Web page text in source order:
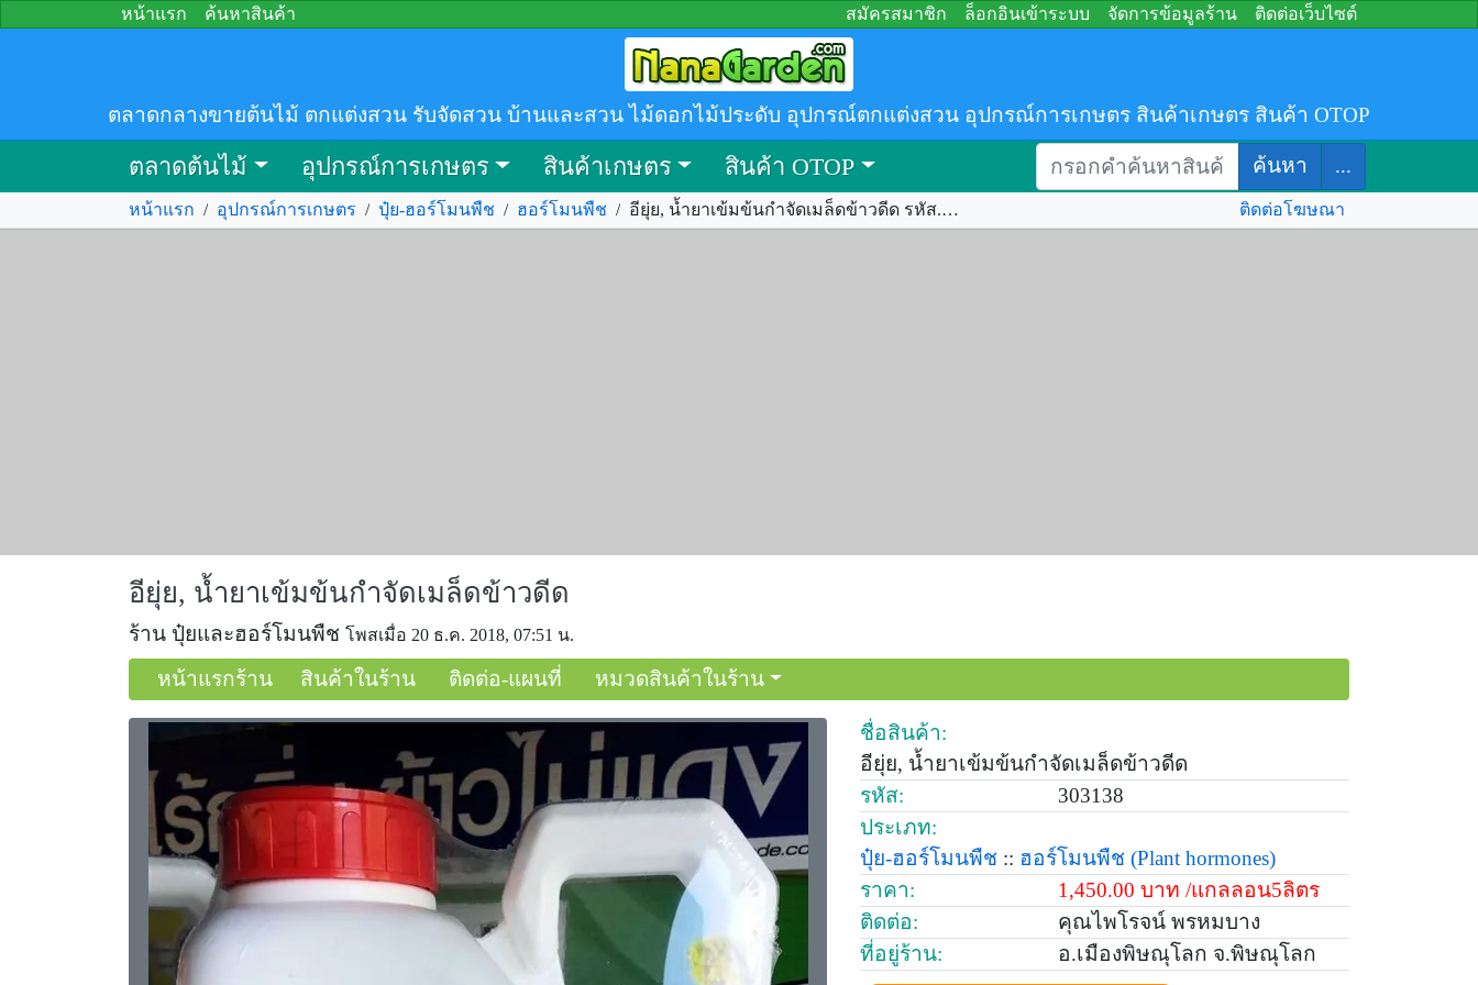
หน้าแรก ค้นหาสินค้า สมัครสมาชิก ล็อกอินเข้าระบบ จัดการข้อมูลร้าน ติดต่อเว็บไซต์
ตลาดกลางขายต้นไม้ ตกแต่งสวน รับจัดสวน บ้านและสวน ไม้ดอกไม้ประดับ อุปกรณ์ตกแต่งสวน อุปกรณ์การเกษตร สินค้าเกษตร สินค้า OTOP
ตลาดต้นไม้ อุปกรณ์การเกษตร สินค้าเกษตร สินค้า OTOP ค้นหา ...
หน้าแรก / อุปกรณ์การเกษตร / ปุ๋ย-ฮอร์โมนพืช / ฮอร์โมนพืช / อียุ่ย, น้ำยาเข้มข้นกำจัดเมล็ดข้าวดีด รหัส.303138 ติดต่อโฆษณา
อียุ่ย, น้ำยาเข้มข้นกำจัดเมล็ดข้าวดีด
ร้าน ปุ๋ยและฮอร์โมนพืช โพสเมื่อ 20 ธ.ค. 2018, 07:51 น.
หน้าแรกร้าน สินค้าในร้าน ติดต่อ-แผนที่ หมวดสินค้าในร้าน
ชื่อสินค้า:
อียุ่ย, น้ำยาเข้มข้นกำจัดเมล็ดข้าวดีด
รหัส:
303138
ประเภท:
ปุ๋ย-ฮอร์โมนพืช :: ฮอร์โมนพืช (Plant hormones)
ราคา:
1,450.00 บาท /แกลลอน5ลิตร
ติดต่อ:
คุณไพโรจน์ พรหมบาง
ที่อยู่ร้าน:
อ.เมืองพิษณุโลก จ.พิษณุโลก